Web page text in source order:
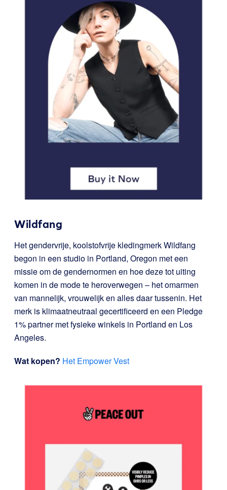
Wildfang
Het gendervrije, koolstofvrije kledingmerk Wildfang
begon in een studio in Portland, Oregon met een
missie om de gendernormen en hoe deze tot uiting
komen in de mode te heroverwegen – het omarmen
van mannelijk, vrouwelijk en alles daar tussenin. Het
merk is klimaatneutraal gecertificeerd en een Pledge
1% partner met fysieke winkels in Portland en Los
Angeles.
Wat kopen? Het Empower Vest